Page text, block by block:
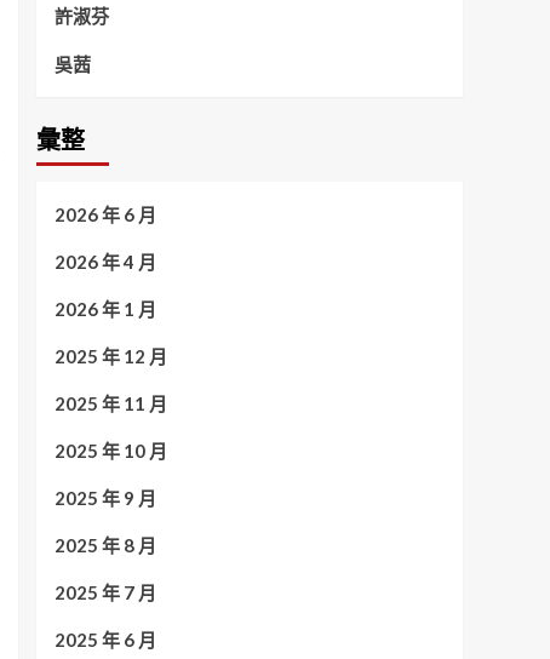
許淑芬
吳茜
彙整
2026 年 6 月
2026 年 4 月
2026 年 1 月
2025 年 12 月
2025 年 11 月
2025 年 10 月
2025 年 9 月
2025 年 8 月
2025 年 7 月
2025 年 6 月